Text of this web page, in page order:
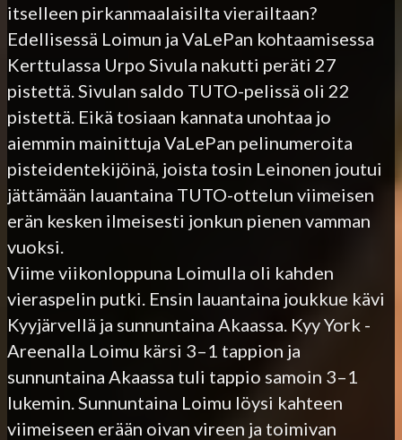
itselleen pirkanmaalaisilta vierailtaan?
Edellisessä Loimun ja VaLePan kohtaamisessa
Kerttulassa Urpo Sivula nakutti peräti 27
pistettä. Sivulan saldo TUTO-pelissä oli 22
pistettä. Eikä tosiaan kannata unohtaa jo
aiemmin mainittuja VaLePan pelinumeroita
pisteidentekijöinä, joista tosin Leinonen joutui
jättämään lauantaina TUTO-ottelun viimeisen
erän kesken ilmeisesti jonkun pienen vamman
vuoksi.
Viime viikonloppuna Loimulla oli kahden
vieraspelin putki. Ensin lauantaina joukkue kävi
Kyyjärvellä ja sunnuntaina Akaassa. Kyy York -
Areenalla Loimu kärsi 3–1 tappion ja
sunnuntaina Akaassa tuli tappio samoin 3–1
lukemin. Sunnuntaina Loimu löysi kahteen
viimeiseen erään oivan vireen ja toimivan